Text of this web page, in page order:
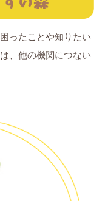
ったことや知りたい
、他の機関につない